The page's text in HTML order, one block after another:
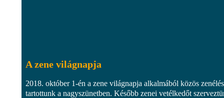
A zene világnapja
2018. október 1-én a zene világnapja alkalmából közös
tartottunk a nagyszünetben. Később zenei vetélkedőt